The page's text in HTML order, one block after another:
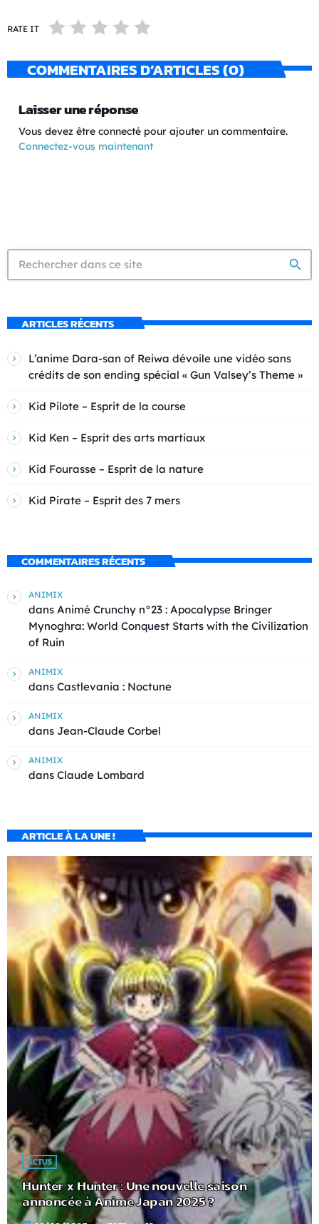
RATE IT
COMMENTAIRES D’ARTICLES (0)
Laisser une réponse
Vous devez être connecté pour ajouter un commentaire.
Connectez-vous maintenant
search
ARTICLES RÉCENTS
L’anime Dara-san of Reiwa dévoile une vidéo sans
crédits de son ending spécial « Gun Valsey’s Theme »
Kid Pilote – Esprit de la course
Kid Ken – Esprit des arts martiaux
Kid Fourasse – Esprit de la nature
Kid Pirate – Esprit des 7 mers
COMMENTAIRES RÉCENTS
ANIMIX
dans Animé Crunchy n°23 : Apocalypse Bringer
Mynoghra: World Conquest Starts with the Civilization
of Ruin
ANIMIX
dans Castlevania : Noctune
ANIMIX
dans Jean-Claude Corbel
ANIMIX
dans Claude Lombard
ARTICLE À LA UNE !
ACTUS
Hunter x Hunter : Une nouvelle saison
annoncée à Anime Japan 2025 ?